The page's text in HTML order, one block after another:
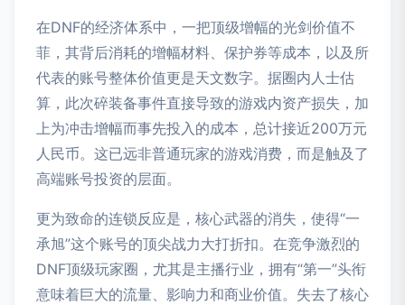
在DNF的经济体系中，一把顶级增幅的光剑价值不
菲，其背后消耗的增幅材料、保护券等成本，以及所
代表的账号整体价值更是天文数字。据圈内人士估
算，此次碎装备事件直接导致的游戏内资产损失，加
上为冲击增幅而事先投入的成本，总计接近200万元
人民币。这已远非普通玩家的游戏消费，而是触及了
高端账号投资的层面。
更为致命的连锁反应是，核心武器的消失，使得“一
承旭”这个账号的顶尖战力大打折扣。在竞争激烈的
DNF顶级玩家圈，尤其是主播行业，拥有“第一”头衔
意味着巨大的流量、影响力和商业价值。失去了核心